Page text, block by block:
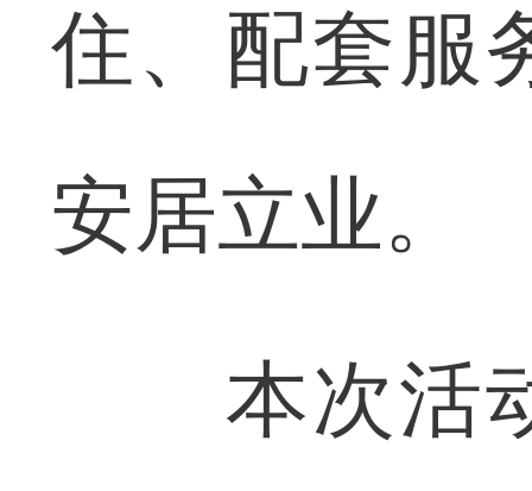
住、配套服
安居立业。
本次活动